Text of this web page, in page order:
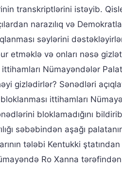
transkriptlərini istəyib.
narazılıq və
səylərini
etməklə və onları nəsə
Nümayəndələr
gizlədirlər? Sənədləri
ittihamları
bloklamadığını
səbəbindən aşağı
tələbi Kentukki
Ro Xanna